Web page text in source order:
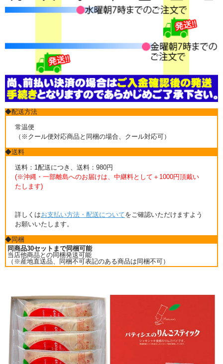
◆配送方法
常温便
（※クール便対応商品と同梱の場合、クール対応可）
◆送料
送料：1配送につき、送料：980円
(※沖縄・一部離島へのお届けは、中継料として＋1000円頂戴い
たします)
詳しくはお支払い方法・配送についてをご確認いただけますよう
お願いいたします。
◆同梱
同商品30セットまで同梱可能
当店他商品との同梱発送可能
（※産地直送品、同梱不可表記のある商品は同梱不可）